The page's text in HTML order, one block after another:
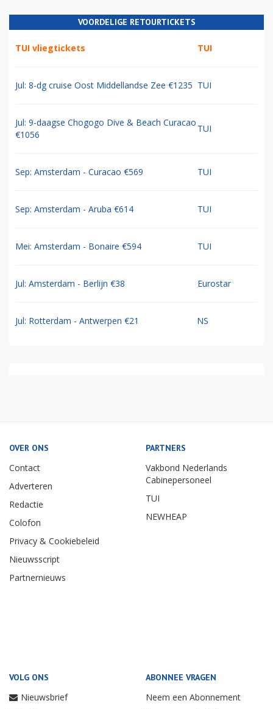
VOORDELIGE RETOURTICKETS
TUI vliegtickets TUI
Jul: 8-dg cruise Oost Middellandse Zee €1235 TUI
Jul: 9-daagse Chogogo Dive & Beach Curacao
€1056
TUI
Sep: Amsterdam - Curacao €569 TUI
Sep: Amsterdam - Aruba €614 TUI
Mei: Amsterdam - Bonaire €594 TUI
Jul: Amsterdam - Berlijn €38 Eurostar
Jul: Rotterdam - Antwerpen €21 NS
OVER ONS
Contact
Adverteren
Redactie
Colofon
Privacy & Cookiebeleid
Nieuwsscript
Partnernieuws
PARTNERS
Vakbond Nederlands
Cabinepersoneel
TUI
NEWHEAP
VOLG ONS
Nieuwsbrief
ABONNEE VRAGEN
Neem een Abonnement